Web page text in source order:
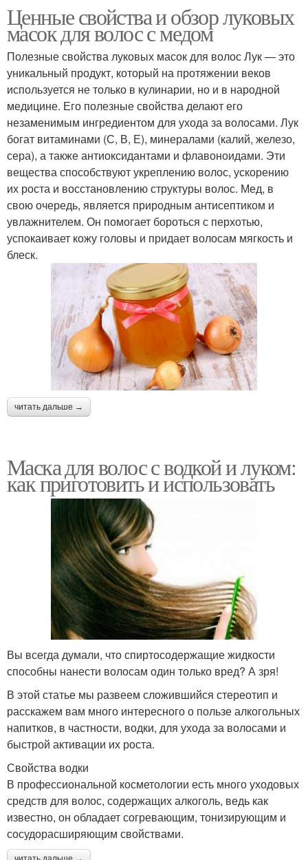
Ценные свойства и обзор луковых
масок для волос с медом
Полезные свойства луковых масок для волос Лук — это
уникальный продукт, который на протяжении веков
используется не только в кулинарии, но и в народной
медицине. Его полезные свойства делают его
незаменимым ингредиентом для ухода за волосами. Лук
богат витаминами (С, В, Е), минералами (калий, железо,
сера), а также антиоксидантами и флавоноидами. Эти
вещества способствуют укреплению волос, ускорению
их роста и восстановлению структуры волос. Мед, в
свою очередь, является природным антисептиком и
увлажнителем. Он помогает бороться с перхотью,
успокаивает кожу головы и придает волосам мягкость и
блеск.
читать дальше →
Маска для волос с водкой и луком:
как приготовить и использовать
Вы всегда думали, что спиртосодержащие жидкости
способны нанести волосам один только вред? А зря!
В этой статье мы развеем сложившийся стереотип и
расскажем вам много интересного о пользе алкогольных
напитков, в частности, водки, для ухода за волосами и
быстрой активации их роста.
Свойства водки
В профессиональной косметологии есть много уходовых
средств для волос, содержащих алкоголь, ведь как
известно, он обладает согревающим, тонизирующим и
сосудорасширяющим свойствами.